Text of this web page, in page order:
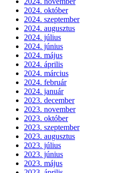
2024. október
2024. szeptember
2024. augusztus
2024. július
2024. június
2024. május
2024. április
2024. március
2024. február
2024. január
2023. december
2023. november
2023. október
2023. szeptember
2023. augusztus
2023. július
2023. június
2023. május